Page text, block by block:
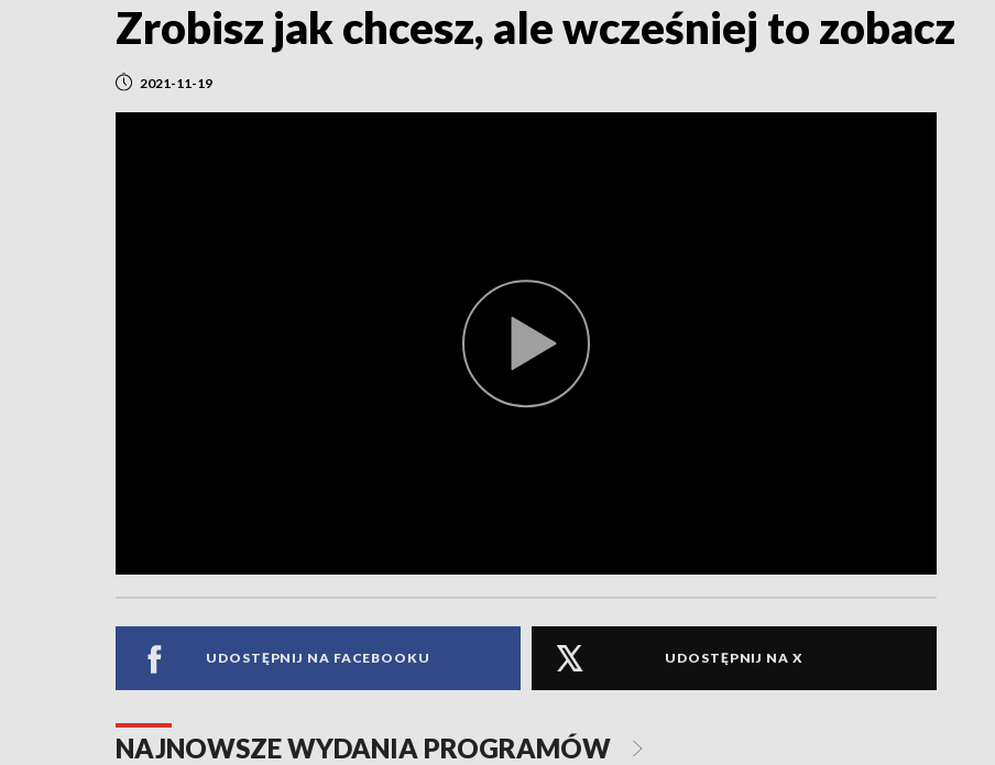
Zrobisz jak chcesz, ale wcześniej to zobacz
2021-11-19
UDOSTĘPNIJ NA FACEBOOKU UDOSTĘPNIJ NA X
NAJNOWSZE WYDANIA PROGRAMÓW